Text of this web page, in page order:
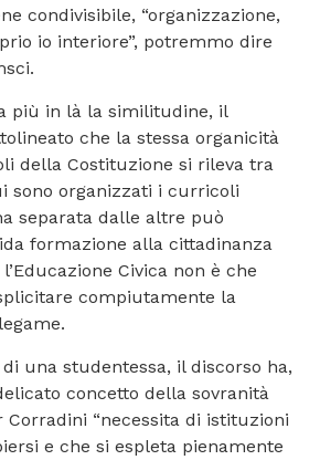
condivisibile, “organizzazione,
io interiore”, potremmo dire
più in là la similitudine, il
che la stessa organicità
della Costituzione si rileva tra
sono organizzati i curricoli
separata dalle altre può
formazione alla cittadinanza
Civica non è che
compiutamente la
una studentessa, il discorso ha,
concetto della sovranità
Corradini “necessita di istituzioni
e che si espleta pienamente